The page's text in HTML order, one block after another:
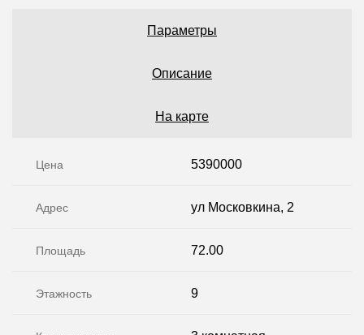
Параметры
Описание
На карте
Цена 5390000
Адрес ул Московкина, 2
Площадь 72.00
Этажность 9